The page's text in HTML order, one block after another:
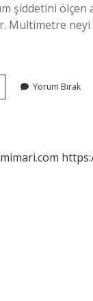
şiddetini
Multimetre
Yorum Bırak